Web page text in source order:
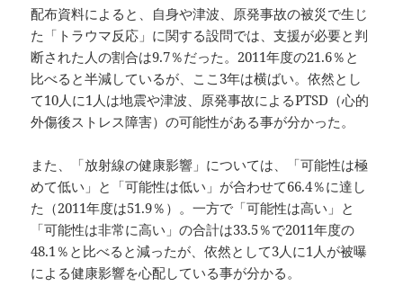
配布資料によると、自身や津波、原発事故の被災で生じ
た「トラウマ反応」に関する設問では、支援が必要と判
断された人の割合は9.7％だった。2011年度の21.6％と
比べると半減しているが、ここ3年は横ばい。依然とし
て10人に1人は地震や津波、原発事故によるPTSD（心的
外傷後ストレス障害）の可能性がある事が分かった。
また、「放射線の健康影響」については、「可能性は極
めて低い」と「可能性は低い」が合わせて66.4％に達し
た（2011年度は51.9％）。一方で「可能性は高い」と
「可能性は非常に高い」の合計は33.5％で2011年度の
48.1％と比べると減ったが、依然として3人に1人が被曝
による健康影響を心配している事が分かる。